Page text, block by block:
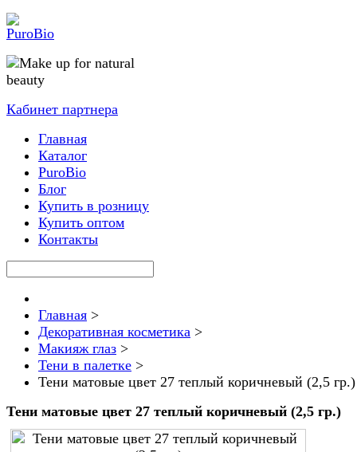
Кабинет партнера
Главная
Каталог
PuroBio
Блог
Купить в розницу
Купить оптом
Контакты
Главная >
Декоративная косметика >
Макияж глаз >
Тени в палетке >
Тени матовые цвет 27 теплый коричневый (2,5 гр.)
Тени матовые цвет 27 теплый коричневый (2,5 гр.)